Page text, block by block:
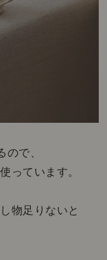
で、
っています。
物足りないと